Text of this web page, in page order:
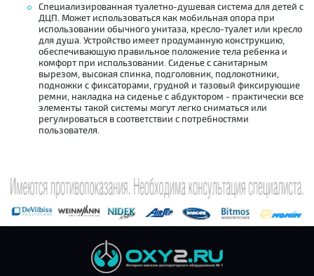
Специализированная туалетно-душевая система для детей с
ДЦП. Может использоваться как мобильная опора при
использовании обычного унитаза, кресло-туалет или кресло
для душа. Устройство имеет продуманную конструкцию,
обеспечивающую правильное положение тела ребенка и
комфорт при использовании. Сиденье с санитарным
вырезом, высокая спинка, подголовник, подлокотники,
подножки с фиксаторами, грудной и тазовый фиксирующие
ремни, накладка на сиденье с абдуктором - практически все
элементы такой системы могут легко сниматься или
регулироваться в соответствии с потребностями
пользователя.